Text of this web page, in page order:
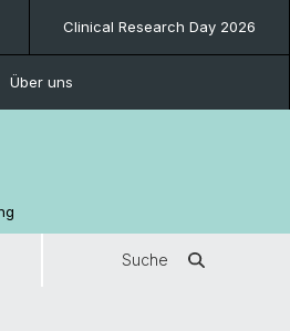
Clinical Research Day 2026
Über uns
Suche